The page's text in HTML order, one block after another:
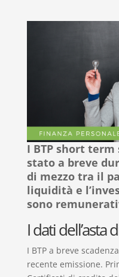
I BTP short
stato a breve
di mezzo tra il
liquidità e
sono
I dati dell’asta
I BTP a breve
recente emissione.